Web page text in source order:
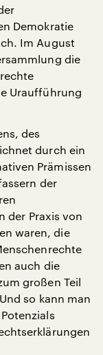
Demokratie
Im August
die
Uraufführung
des
durch ein
Prämissen
der
der Praxis von
waren, die
auch die
großen Teil
so kann man